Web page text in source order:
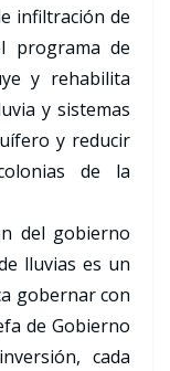
infiltración de
programa de
y rehabilita
y sistemas
y reducir
de la
del gobierno
lluvias es un
gobernar con
de Gobierno
cada